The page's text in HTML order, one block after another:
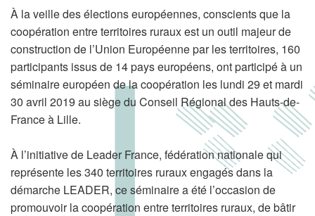
À la veille des élections européennes, conscients que la
coopération entre territoires ruraux est un outil majeur de
construction de l’Union Européenne par les territoires, 160
participants issus de 14 pays européens, ont participé à un
séminaire européen de la coopération les lundi 29 et mardi
30 avril 2019 au siège du Conseil Régional des Hauts-de-
France à Lille.
À l’initiative de Leader France, fédération nationale qui
représente les 340 territoires ruraux engagés dans la
démarche LEADER, ce séminaire a été l’occasion de
promouvoir la coopération entre territoires ruraux, de bâtir